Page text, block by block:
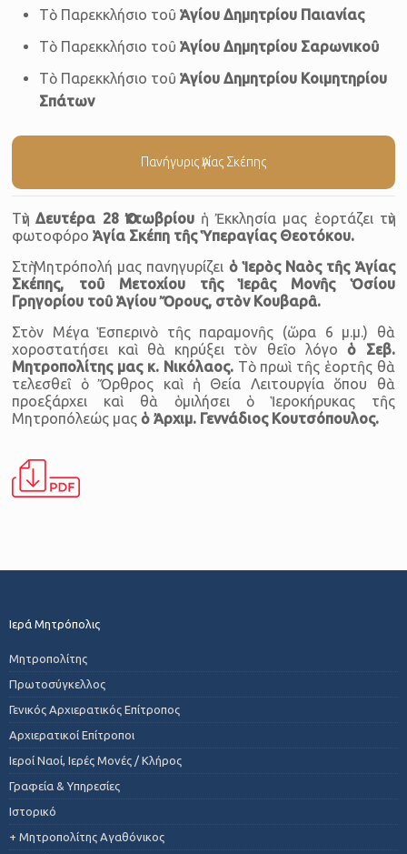
Τὸ Παρεκκλήσιο τοῦ Ἁγίου Δημητρίου Παιανίας
Τὸ Παρεκκλήσιο τοῦ Ἁγίου Δημητρίου Σαρωνικοῦ
Τὸ Παρεκκλήσιο τοῦ Ἁγίου Δημητρίου Κοιμητηρίου
Σπάτων
Πανήγυρις Ἁγίας Σκέπης
Τὴν Δευτέρα 28 Ὀκτωβρίου ἡ Ἐκκλησία μας ἑορτάζει τὴν
φωτοφόροἉγία Σκέπη τῆς Ὑπεραγίας Θεοτόκου.
Στὴ Μητρόπολή μας πανηγυρίζει ὁ Ἱερὸς Ναὸς τῆς Ἁγίας
Σκέπης, τοῦ Μετοχίου τῆς Ἱερᾶς Μονῆς Ὁσίου
Γρηγορίου τοῦ Ἁγίου Ὄρους, στὸν Κουβαρᾶ.
Στὸν Μέγα Ἑσπερινὸ τῆς παραμονῆς (ὥρα 6 μ.μ.) θὰ
χοροστατήσει καὶ θὰ κηρύξει τὸν θεῖο λόγοὁ Σεβ.
Μητροπολίτης μας κ. Νικόλαος. Τὸ πρωὶ τῆς ἑορτῆς θὰ
τελεσθεῖ ὁ Ὄρθρος καὶ ἡ Θεία Λειτουργία ὅπου θὰ
προεξάρχει καὶ θὰ ὁμιλήσει ὁ Ἱεροκήρυκας τῆς
Μητροπόλεώς μαςὁ Ἀρχιμ. Γεννάδιος Κουτσόπουλος.
Ιερά Μητρόπολις
Μητροπολίτης
Πρωτοσύγκελλος
Γενικός Αρχιερατικός Επίτροπος
Αρχιερατικοί Επίτροποι
Ιεροί Ναοί, Ιερές Μονές / Κλήρος
Γραφεία & Υπηρεσίες
Ιστορικό
+ Μητροπολίτης Αγαθόνικος